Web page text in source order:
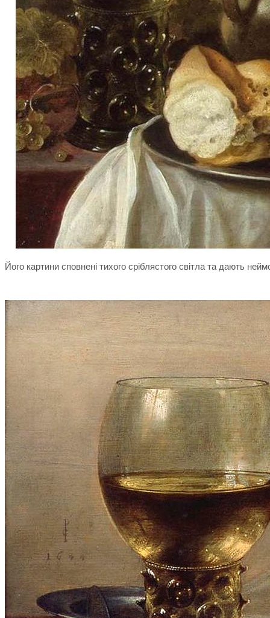
Його картини сповнені тихого сріблястого світла та дають